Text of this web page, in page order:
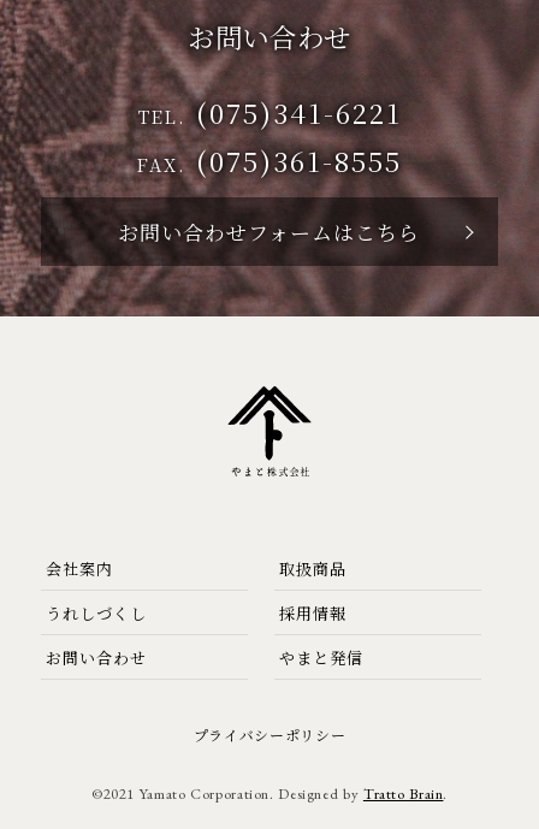
お問い合わせ
TEL. (075)341-6221
FAX.(075)361-8555
お問い合わせフォームはこちら
会社案内
取扱商品
うれしづくし
採用情報
お問い合わせ
やまと発信
プライバシーポリシー
©2021 Yamato Corporation. Designed by Tratto Brain.